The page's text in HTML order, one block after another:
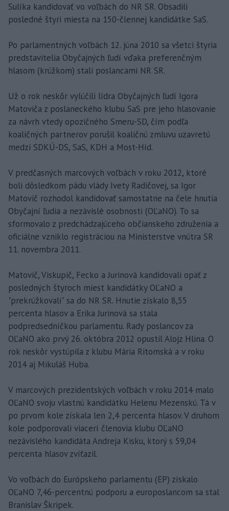
Sulíka kandidovať vo voľbách do NR SR. Obsadili
posledné štyri miesta na 150-člennej kandidátke SaS.
Po parlamentných voľbách 12. júna 2010 sa všetci štyria
predstavitelia Obyčajných ľudí vďaka preferenčným
hlasom (krúžkom) stali poslancami NR SR.
Už o rok neskôr vylúčili lídra Obyčajných ľudí Igora
Matoviča z poslaneckého klubu SaS pre jeho hlasovanie
za návrh vtedy opozičného Smeru-SD, čím podľa
koaličných partnerov porušil koaličnú zmluvu uzavretú
medzi SDKÚ-DS, SaS, KDH a Most-Híd.
V predčasných marcových voľbách v roku 2012, ktoré
boli dôsledkom pádu vlády Ivety Radičovej, sa Igor
Matovič rozhodol kandidovať samostatne na čele hnutia
Obyčajní ľudia a nezávislé osobnosti (OĽaNO). To sa
sformovalo z predchádzajúceho občianskeho združenia a
oficiálne vzniklo registráciou na Ministerstve vnútra SR
11. novembra 2011.
Matovič, Viskupič, Fecko a Jurinová kandidovali opäť z
posledných štyroch miest kandidátky OĽaNO a
"prekrúžkovali" sa do NR SR. Hnutie získalo 8,55
percenta hlasov a Erika Jurinová sa stala
podpredsedníčkou parlamentu. Rady poslancov za
OĽaNO ako prvý 26. októbra 2012 opustil Alojz Hlina. O
rok neskôr vystúpila z klubu Mária Ritomská a v roku
2014 aj Mikuláš Huba.
V marcových prezidentských voľbách v roku 2014 malo
OĽaNO svoju vlastnú kandidátku Helenu Mezenskú. Tá v
po prvom kole získala len 2,4 percenta hlasov. V druhom
kole podporovali viacerí členovia klubu OĽaNO
nezávislého kandidáta Andreja Kisku, ktorý s 59,04
percenta hlasov zvíťazil.
Vo voľbách do Európskeho parlamentu (EP) získalo
OĽaNO 7,46-percentnú podporu a europoslancom sa stal
Branislav Škripek.